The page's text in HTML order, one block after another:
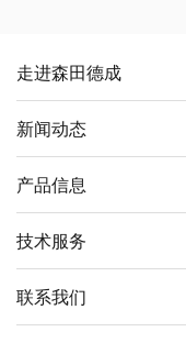
走进森田德成
新闻动态
产品信息
技术服务
联系我们